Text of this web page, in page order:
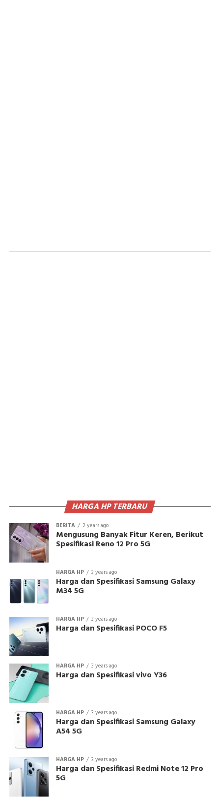
HARGA HP TERBARU
BERITA 2 years ago
Mengusung Banyak Fitur Keren, Berikut
Spesifikasi Reno 12 Pro 5G
HARGA HP 3 years ago
Harga dan Spesifikasi Samsung Galaxy
M34 5G
HARGA HP 3 years ago
Harga dan Spesifikasi POCO F5
HARGA HP 3 years ago
Harga dan Spesifikasi vivo Y36
HARGA HP 3 years ago
Harga dan Spesifikasi Samsung Galaxy
A54 5G
HARGA HP 3 years ago
Harga dan Spesifikasi Redmi Note 12 Pro
5G